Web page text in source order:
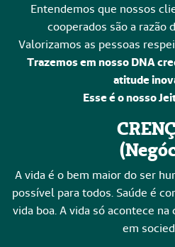
Entendemos que nossos
cooperados são a razão
Valorizamos as pessoas
Trazemos em nosso DNA
atitude
Esse é o nosso
A vida é o bem maior do ser
possível para todos. Saúde é
vida boa. A vida só acontece
em